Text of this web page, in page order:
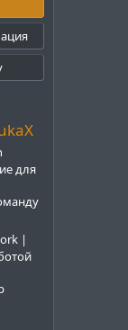
в
ё
з
д
для
|